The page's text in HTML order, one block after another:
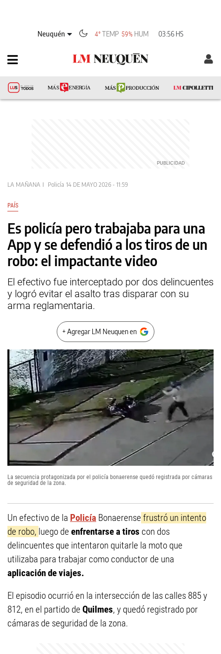
Neuquén 4° TEMP 59% HUM 03:56 HS
LA MAÑANA Policía 14 DE MAYO 2026 - 11:59
PAÍS
Es policía pero trabajaba para una
App y se defendió a los tiros de un
robo: el impactante video
El efectivo fue interceptado por dos delincuentes
y logró evitar el asalto tras disparar con su
arma reglamentaria.
+ Agregar LM Neuquen en
La secuencia protagonizada por el policía bonaerense quedó registrada por cámaras
de seguridad de la zona.
Un efectivo de la Policía Bonaerense frustró un intento
de robo, luego de enfrentarse a tiros con dos
delincuentes que intentaron quitarle la moto que
utilizaba para trabajar como conductor de una
aplicación de viajes.
El episodio ocurrió en la intersección de las calles 885 y
812, en el partido de Quilmes, y quedó registrado por
cámaras de seguridad de la zona.